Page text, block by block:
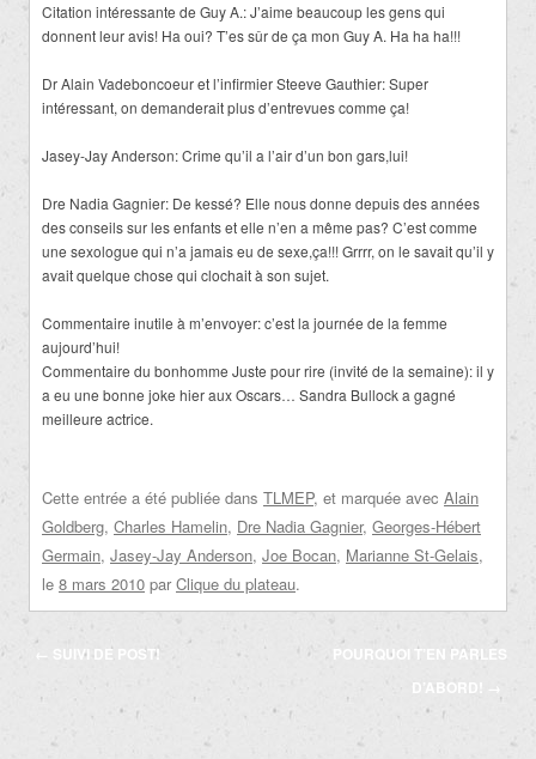
Citation intéressante de Guy A.: J’aime beaucoup les gens qui
donnent leur avis! Ha oui? T’es sûr de ça mon Guy A. Ha ha ha!!!
Dr Alain Vadeboncoeur et l’infirmier Steeve Gauthier: Super
intéressant, on demanderait plus d’entrevues comme ça!
Jasey-Jay Anderson: Crime qu’il a l’air d’un bon gars,lui!
Dre Nadia Gagnier: De kessé? Elle nous donne depuis des années
des conseils sur les enfants et elle n’en a même pas? C’est comme
une sexologue qui n’a jamais eu de sexe,ça!!! Grrrr, on le savait qu’il y
avait quelque chose qui clochait à son sujet.
Commentaire inutile à m’envoyer: c’est la journée de la femme
aujourd’hui!
Commentaire du bonhomme Juste pour rire (invité de la semaine): il y
a eu une bonne joke hier aux Oscars… Sandra Bullock a gagné
meilleure actrice.
Cette entrée a été publiée dans TLMEP, et marquée avec Alain
Goldberg, Charles Hamelin, Dre Nadia Gagnier, Georges-Hébert
Germain, Jasey-Jay Anderson, Joe Bocan, Marianne St-Gelais,
le 8 mars 2010 par Clique du plateau.
Navigation
← SUIVI DE POST!
POURQUOI T’EN PARLES
D’ABORD!
→